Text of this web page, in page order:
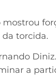
torcida.
a